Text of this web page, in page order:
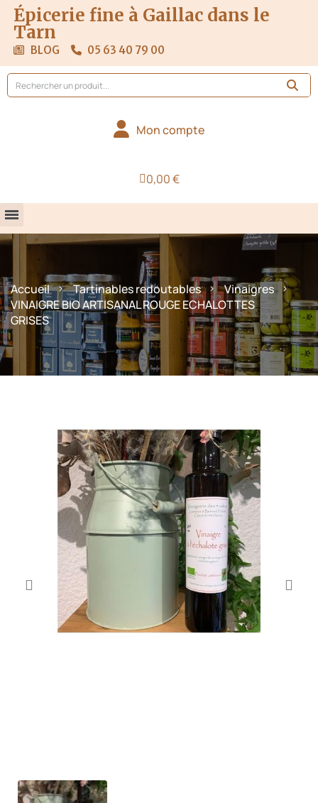
Épicerie fine à Gaillac dans le
Tarn
BLOG 05 63 40 79 00
Mon compte
0,00 €
Accueil Tartinables redoutables
Vinaigres
VINAIGRE BIO ARTISANAL ROUGE ECHALOTTES
GRISES